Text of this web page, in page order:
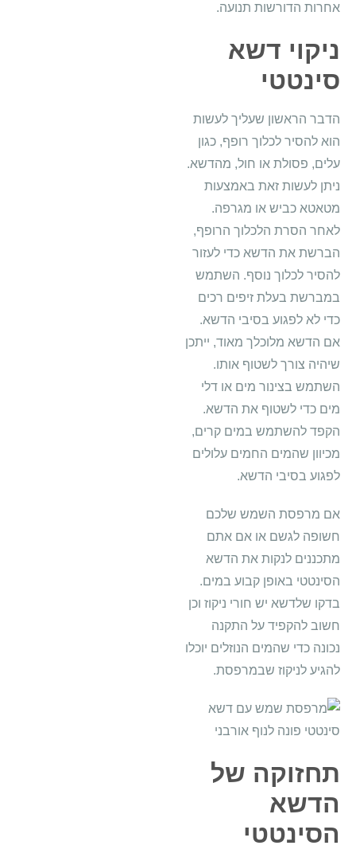
אחרות הדורשות תנועה.
ניקוי דשא
סינטטי
הדבר הראשון שעליך לעשות
הוא להסיר לכלוך רופף, כגון
עלים, פסולת או חול, מהדשא.
ניתן לעשות זאת באמצעות
מטאטא כביש או מגרפה.
לאחר הסרת הלכלוך הרופף,
הברשת את הדשא כדי לעזור
להסיר לכלוך נוסף. השתמש
במברשת בעלת זיפים רכים
כדי לא לפגוע בסיבי הדשא.
אם הדשא מלוכלך מאוד, ייתכן
שיהיה צורך לשטוף אותו.
השתמש בצינור מים או דלי
מים כדי לשטוף את הדשא.
הקפד להשתמש במים קרים,
מכיוון שהמים החמים עלולים
לפגוע בסיבי הדשא.
אם מרפסת השמש שלכם
חשופה לגשם או אם אתם
מתכננים לנקות את הדשא
הסינטטי באופן קבוע במים.
בדקו שלדשא יש חורי ניקוז וכן
חשוב להקפיד על התקנה
נכונה כדי שהמים הנוזלים יוכלו
להגיע לניקוז שבמרפסת.
תחזוקה של
הדשא
הסינטטי